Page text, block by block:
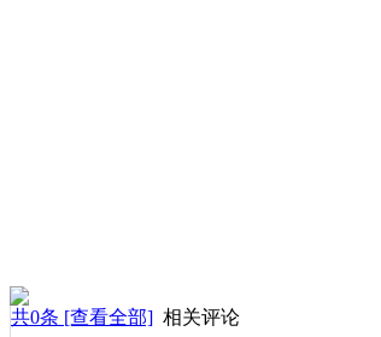
共0条 [查看全部] 相关评论